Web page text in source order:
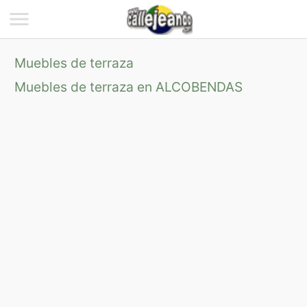
Muebles de terraza
Muebles de terraza en ALCOBENDAS